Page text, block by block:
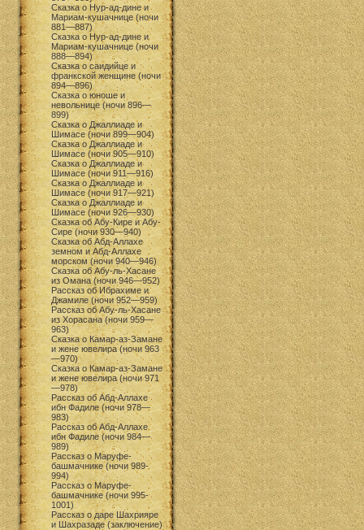
Сказка о Нур-ад-дине и
Мариам-кушачнице (ночи
881—887)
Сказка о Нур-ад-дине и
Мариам-кушачнице (ночи
888—894)
Сказка о саидийце и
франкской женщине (ночи
894—896)
Сказка о юноше и
невольнице (ночи 896—
899)
Сказка о Джаллиаде и
Шимасе (ночи 899—904)
Сказка о Джаллиаде и
Шимасе (ночи 905—910)
Сказка о Джаллиаде и
Шимасе (ночи 911—916)
Сказка о Джаллиаде и
Шимасе (ночи 917—921)
Сказка о Джаллиаде и
Шимасе (ночи 926—930)
Сказка об Абу-Кире и Абу-
Сире (ночи 930—940)
Сказка об Абд-Аллахе
земном и Абд-Аллахе
морском (ночи 940—946)
Сказка об Абу-ль-Хасане
из Омана (ночи 946—952)
Рассказ об Ибрахиме и
Джамиле (ночи 952—959)
Рассказ об Абу-ль-Хасане
из Хорасана (ночи 959—
963)
Сказка о Камар-аз-Замане
и жене ювелира (ночи 963
—970)
Сказка о Камар-аз-Замане
и жене ювелира (ночи 971
—978)
Рассказ об Абд-Аллахе
ибн Фадиле (ночи 978—
983)
Рассказ об Абд-Аллахе
ибн Фадиле (ночи 984—
989)
Рассказ о Маруфе-
башмачнике (ночи 989-
994)
Рассказ о Маруфе-
башмачнике (ночи 995-
1001)
Рассказ о даре Шахрияре
и Шахразаде (заключение)